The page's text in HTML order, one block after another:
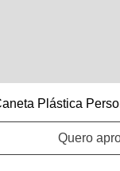
Plástica
Quero